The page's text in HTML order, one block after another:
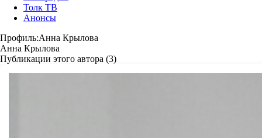
Толк ТВ
Анонсы
Профиль:Анна Крылова
Анна Крылова
Публикации этого автора (3)